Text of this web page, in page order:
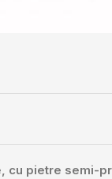
cu pietre semi-